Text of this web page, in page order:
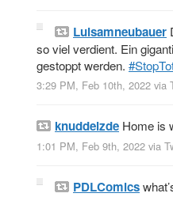
Luisamneubauer
so viel verdient. Ein
gestoppt werden.
3:29 PM, Feb 10th, 2022 via
knuddelzde Home is
1:01 PM, Feb 9th, 2022 via
PDLComics